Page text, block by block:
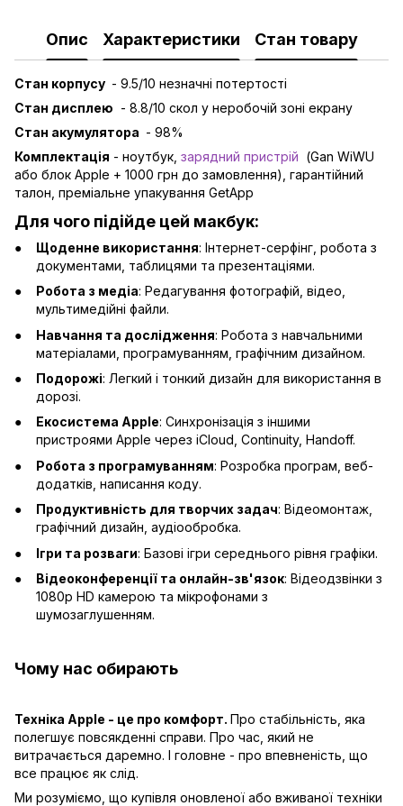
Опис Характеристики Стан товару
Стан корпусу - 9.5/10 незначні потертості
Стан дисплею - 8.8/10 скол у неробочій зоні екрану
Стан акумулятора - 98%
Комплектація - ноутбук, зарядний пристрій (Gan WiWU
або блок Apple + 1000 грн до замовлення), гарантійний
талон, преміальне упакування GetApp
Для чого підійде цей макбук:
Щоденне використання: Інтернет-серфінг, робота з
документами, таблицями та презентаціями.
Робота з медіа: Редагування фотографій, відео,
мультимедійні файли.
Навчання та дослідження: Робота з навчальними
матеріалами, програмуванням, графічним дизайном.
Подорожі: Легкий і тонкий дизайн для використання в
дорозі.
Екосистема Apple: Синхронізація з іншими
пристроями Apple через iCloud, Continuity, Handoff.
Робота з програмуванням: Розробка програм, веб-
додатків, написання коду.
Продуктивність для творчих задач: Відеомонтаж,
графічний дизайн, аудіообробка.
Ігри та розваги: Базові ігри середнього рівня графіки.
Відеоконференції та онлайн-зв'язок: Відеодзвінки з
1080p HD камерою та мікрофонами з
шумозаглушенням.
Чому нас обирають
Техніка Apple - це про комфорт. Про стабільність, яка
полегшує повсякденні справи. Про час, який не
витрачається даремно. І головне - про впевненість, що
все працює як слід.
Ми розуміємо, що купівля оновленої або вживаної техніки